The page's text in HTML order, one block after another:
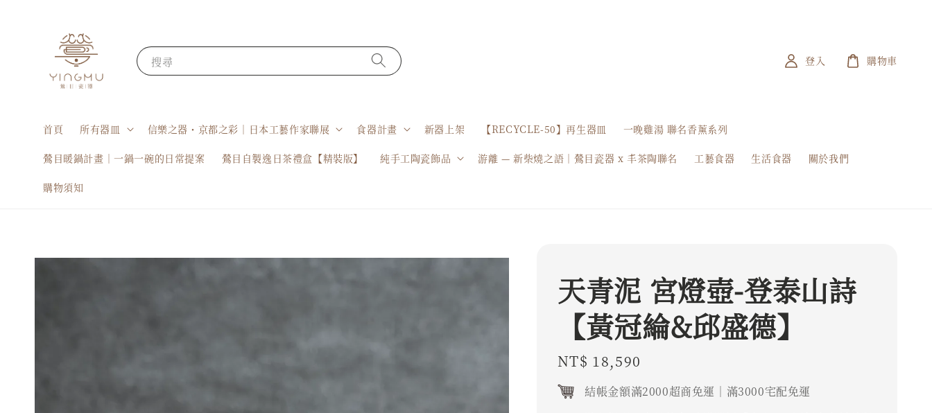
搜尋
首頁 所有器皿 信樂之器・京都之彩｜日本工藝作家聯展 食器計畫 新器上架 【RECYCLE-50】再生器皿 一晚雞湯 聯名香薰系列
鶯目暖鍋計畫｜一鍋一碗的日常提案 鶯目自製逸日茶禮盒【精裝版】 純手工陶瓷飾品 游離 — 新柴燒之語｜鶯目瓷器 x 丰茶陶聯名 工藝食器 生活食器 關於我們
購物須知
登入 購物車
天青泥 宮燈壺-登泰山詩
【黃冠綸&邱盛德】
Regular
price
NT$ 18,590
結帳金額滿2000超商免運｜滿3000宅配免運